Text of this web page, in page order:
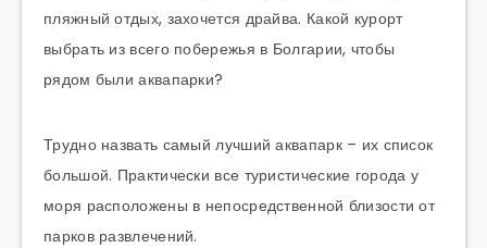
пляжный отдых, захочется драйва. Какой курорт
выбрать из всего побережья в Болгарии, чтобы
рядом были аквапарки?
Трудно назвать самый лучший аквапарк – их список
большой. Практически все туристические города у
моря расположены в непосредственной близости от
парков развлечений.